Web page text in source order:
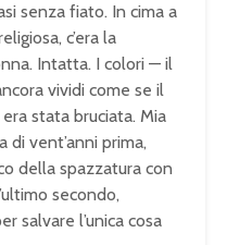
senza fiato. In cima a
c’era la
Intatta. I colori — il
vividi come se il
stata bruciata. Mia
vent’anni prima,
della spazzatura con
secondo,
salvare l’unica cosa